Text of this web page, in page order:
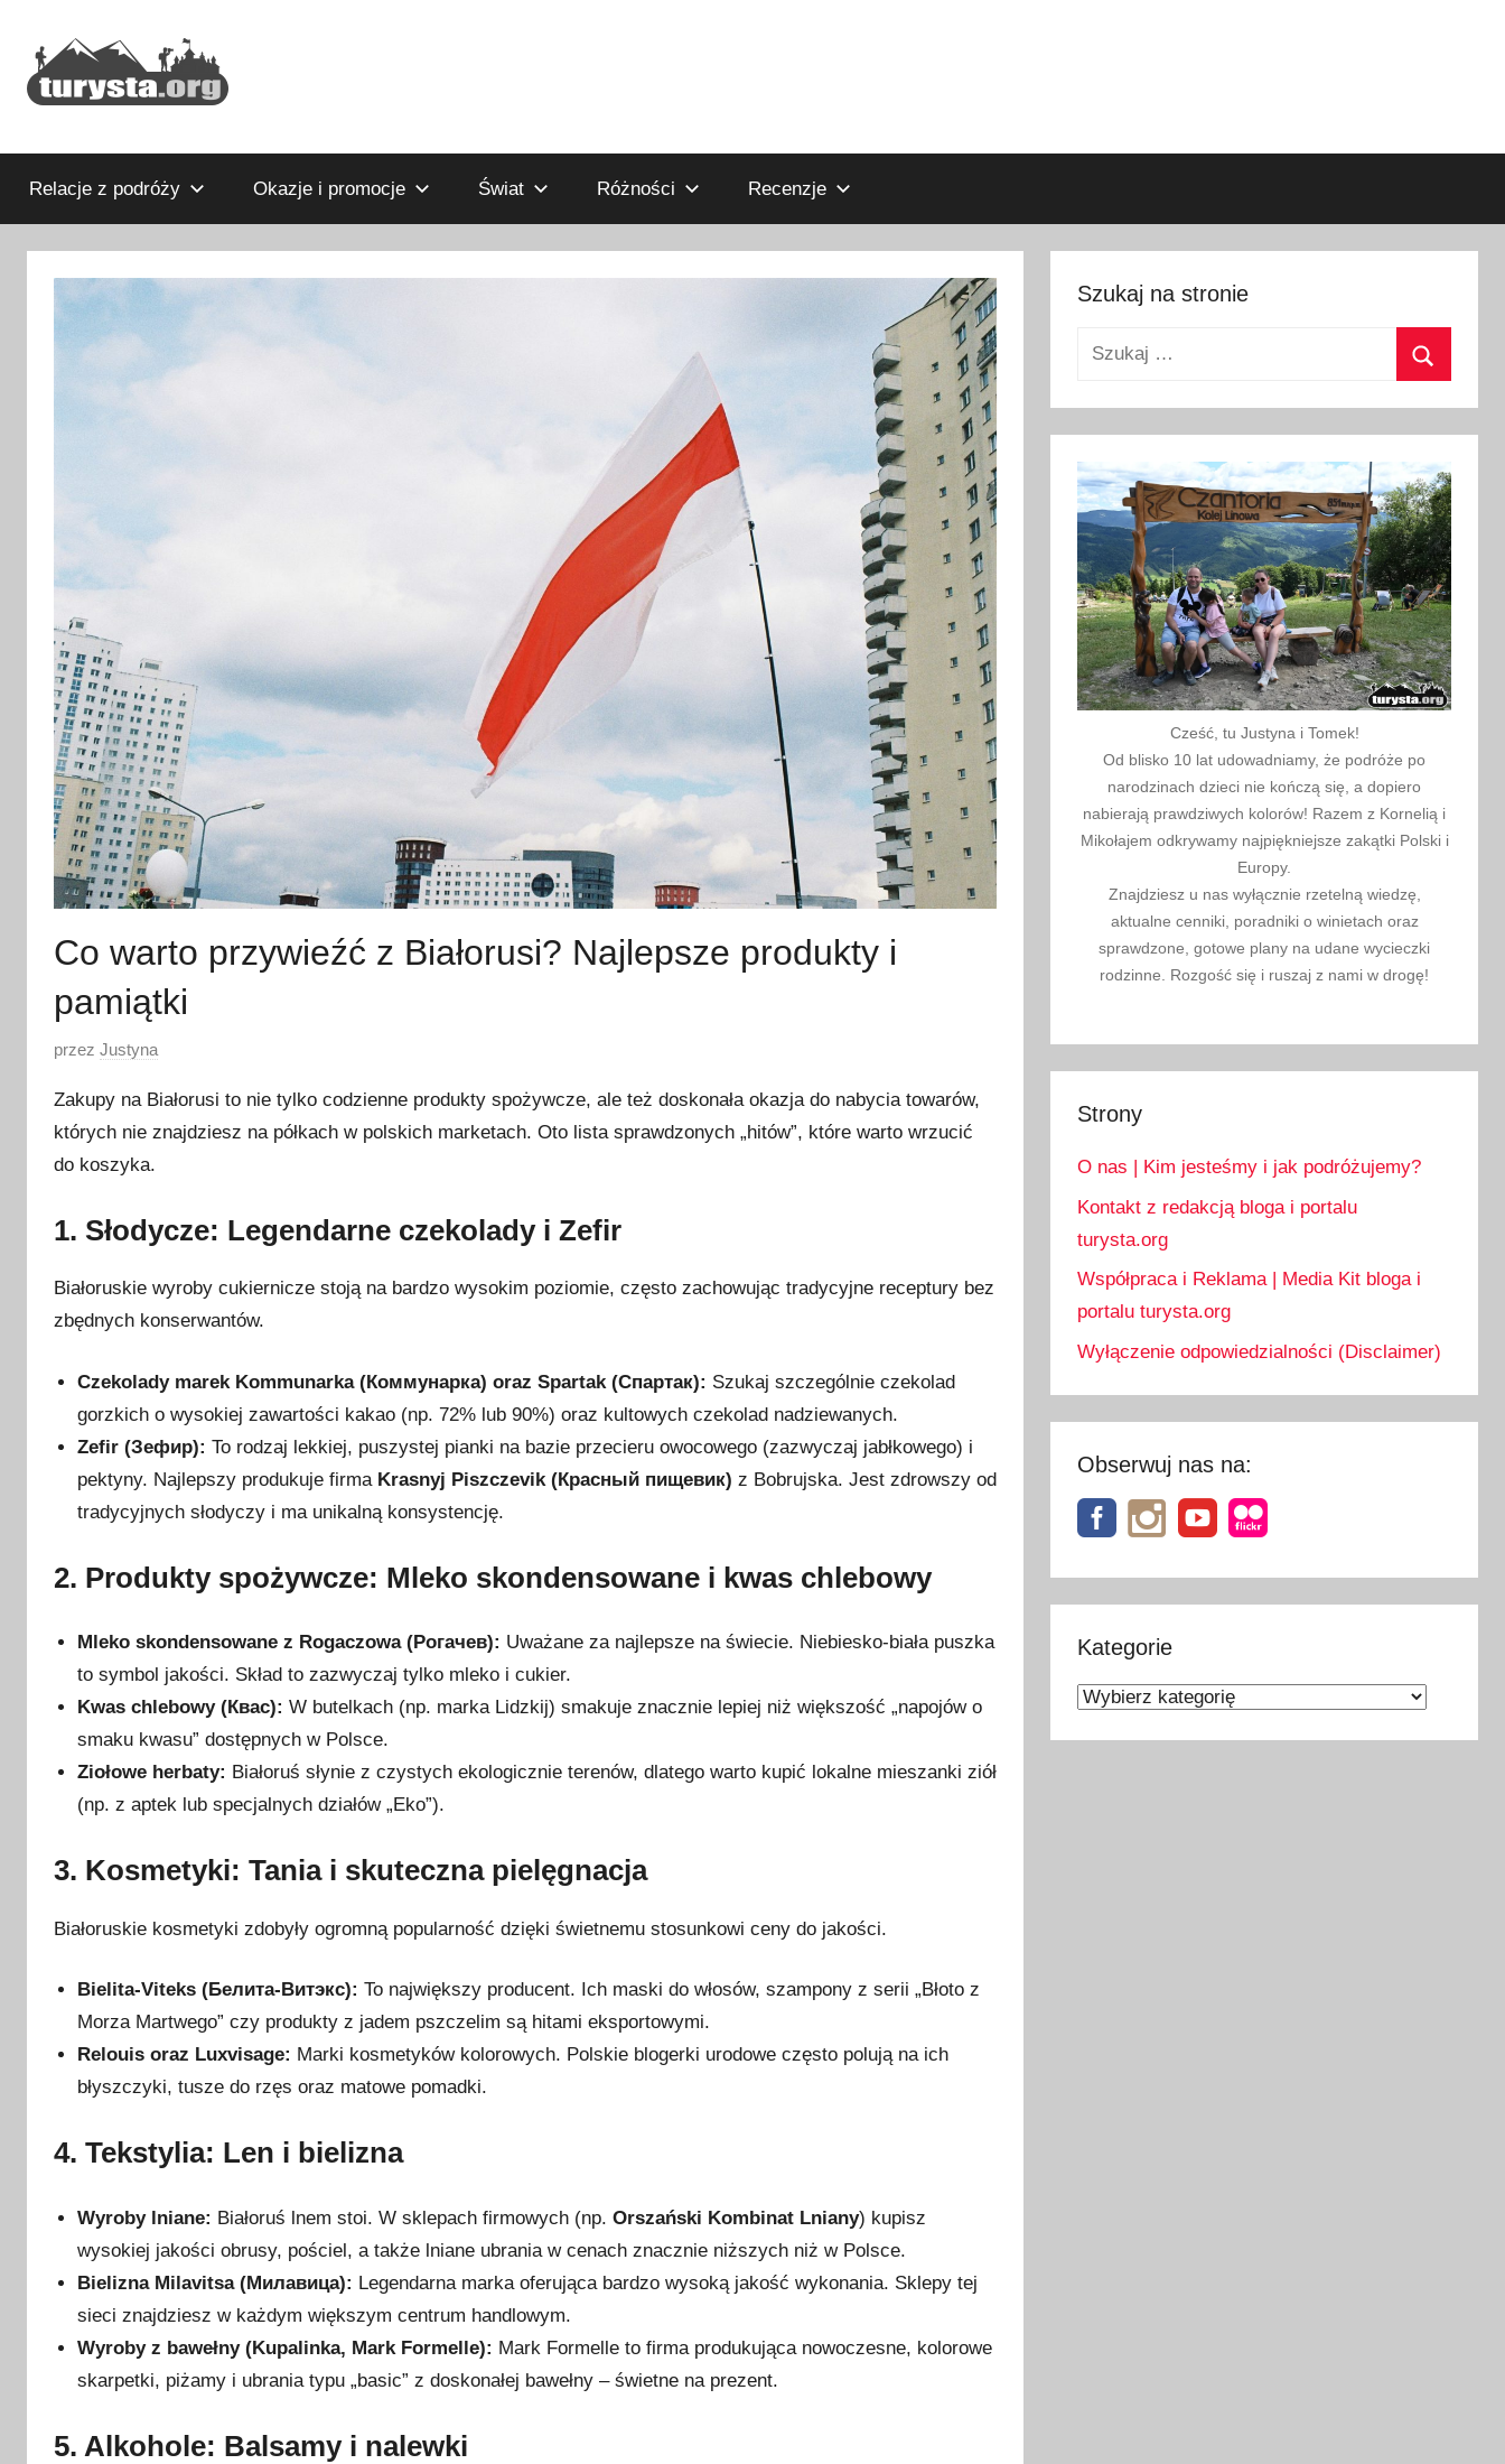
treści
Turysta.org
blog
podróżniczy
turystyczny
Relacje z podróży Okazje i promocje Świat Różności Recenzje
Co warto przywieźć z Białorusi? Najlepsze produkty i
pamiątki
O
u
b
l
k
w
n
przez Justyna
Zakupy na Białorusi to nie tylko codzienne produkty spożywcze, ale też doskonała okazja do nabycia towarów,
których nie znajdziesz na półkach w polskich marketach. Oto lista sprawdzonych „hitów”, które warto wrzucić
do koszyka.
1. Słodycze: Legendarne czekolady i Zefir
Białoruskie wyroby cukiernicze stoją na bardzo wysokim poziomie, często zachowując tradycyjne receptury bez
zbędnych konserwantów.
Czekolady marek Kommunarka (Коммунарка) oraz Spartak (Спартак): Szukaj szczególnie czekolad
gorzkich o wysokiej zawartości kakao (np. 72% lub 90%) oraz kultowych czekolad nadziewanych.
Zefir (Зефир): To rodzaj lekkiej, puszystej pianki na bazie przecieru owocowego (zazwyczaj jabłkowego) i
pektyny. Najlepszy produkuje firma Krasnyj Piszczevik (Красный пищевик) z Bobrujska. Jest zdrowszy od
tradycyjnych słodyczy i ma unikalną konsystencję.
2. Produkty spożywcze: Mleko skondensowane i kwas chlebowy
Mleko skondensowane z Rogaczowa (Рогачев): Uważane za najlepsze na świecie. Niebiesko-biała puszka
to symbol jakości. Skład to zazwyczaj tylko mleko i cukier.
Kwas chlebowy (Квас): W butelkach (np. marka Lidzkij) smakuje znacznie lepiej niż większość „napojów o
smaku kwasu” dostępnych w Polsce.
Ziołowe herbaty: Białoruś słynie z czystych ekologicznie terenów, dlatego warto kupić lokalne mieszanki ziół
(np. z aptek lub specjalnych działów „Eko”).
3. Kosmetyki: Tania i skuteczna pielęgnacja
Białoruskie kosmetyki zdobyły ogromną popularność dzięki świetnemu stosunkowi ceny do jakości.
Bielita-Viteks (Белита-Витэкс): To największy producent. Ich maski do włosów, szampony z serii „Błoto z
Morza Martwego” czy produkty z jadem pszczelim są hitami eksportowymi.
Relouis oraz Luxvisage: Marki kosmetyków kolorowych. Polskie blogerki urodowe często polują na ich
błyszczyki, tusze do rzęs oraz matowe pomadki.
4. Tekstylia: Len i bielizna
Wyroby lniane: Białoruś lnem stoi. W sklepach firmowych (np.Orszański Kombinat Lniany) kupisz
wysokiej jakości obrusy, pościel, a także lniane ubrania w cenach znacznie niższych niż w Polsce.
Bielizna Milavitsa (Милавица): Legendarna marka oferująca bardzo wysoką jakość wykonania. Sklepy tej
sieci znajdziesz w każdym większym centrum handlowym.
Wyroby z bawełny (Kupalinka, Mark Formelle): Mark Formelle to firma produkująca nowoczesne, kolorowe
skarpetki, piżamy i ubrania typu „basic” z doskonałej bawełny – świetne na prezent.
5. Alkohole: Balsamy i nalewki
Szukaj na stronie
Szukaj:
Cześć, tu Justyna i Tomek!
Od blisko 10 lat udowadniamy, że podróże po
narodzinach dzieci nie kończą się, a dopiero
nabierają prawdziwych kolorów! Razem z Kornelią i
Mikołajem odkrywamy najpiękniejsze zakątki Polski i
Europy.
Znajdziesz u nas wyłącznie rzetelną wiedzę,
aktualne cenniki, poradniki o winietach oraz
sprawdzone, gotowe plany na udane wycieczki
rodzinne. Rozgość się i ruszaj z nami w drogę!
Strony
O nas | Kim jesteśmy i jak podróżujemy?
Kontakt z redakcją bloga i portalu
turysta.org
Współpraca i Reklama | Media Kit bloga i
portalu turysta.org
Wyłączenie odpowiedzialności (Disclaimer)
Obserwuj nas na:
Kategorie
Kategorie